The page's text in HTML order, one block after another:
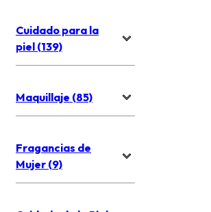
Cuidado para la
piel (139)
Maquillaje (85)
Fragancias de
Mujer (9)